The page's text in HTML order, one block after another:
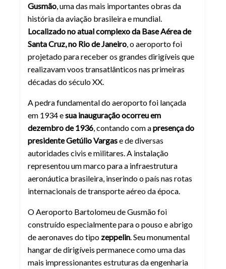
Gusmão, uma das mais importantes obras da
história da aviação brasileira e mundial.
Localizado no atual complexo da Base Aérea de
Santa Cruz, no Rio de Janeiro, o aeroporto foi
projetado para receber os grandes dirigíveis que
realizavam voos transatlânticos nas primeiras
décadas do século XX.
A pedra fundamental do aeroporto foi lançada
em 1934 esua inauguração ocorreu em
dezembro de 1936, contando com apresença do
presidente Getúlio Vargase de diversas
autoridades civis e militares. A instalação
representou um marco para a infraestrutura
aeronáutica brasileira, inserindo o país nas rotas
internacionais de transporte aéreo da época.
O Aeroporto Bartolomeu de Gusmão foi
construído especialmente para o pouso e abrigo
de aeronaves do tipo zeppelin. Seu monumental
hangar de dirigíveis permanece como uma das
mais impressionantes estruturas da engenharia